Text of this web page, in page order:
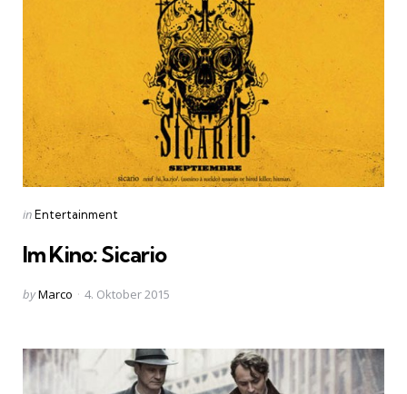
Categories
Posted
inEntertainment
Im Kino: Sicario
Posted
byMarco 4. Oktober 2015